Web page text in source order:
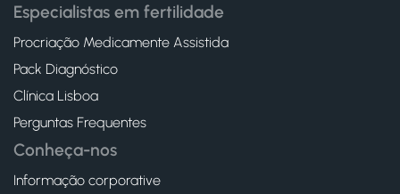
Especialistas em fertilidade
Procriação Medicamente Assistida
Pack Diagnóstico
Clínica Lisboa
Perguntas Frequentes
Conheça-nos
Informação corporative